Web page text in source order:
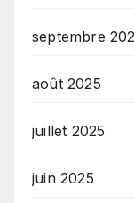
septembre
août 2025
juillet 2025
juin 2025